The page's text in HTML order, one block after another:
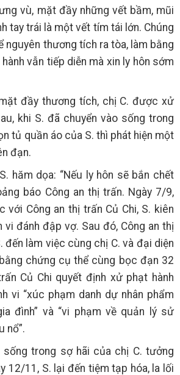
vù, mặt đầy những vết bầm, mũi
tay trái là một vết tím tái lớn. Chúng
nguyên thương tích ra tòa, làm bằng
vẫn tiếp diễn mà xin ly hôn sớm
đầy thương tích, chị C. được xử
khi S. đã chuyển vào sống trong
tủ quần áo của S. thì phát hiện một
đạn.
hăm dọa: “Nếu ly hôn sẽ bắn chết
báo Công an thị trấn. Ngày 7/9,
với Công an thị trấn Củ Chi, S. kiên
vi đánh đập vợ. Sau đó, Công an thị
làm việc cùng chị C. và đại diện
chứng cụ thể cùng bọc đạn 32
Củ Chi quyết định xử phạt hành
vi “xúc phạm danh dự nhân phẩm
đình” và “vi phạm về quản lý sử
nổ”.
sống trong sợ hãi của chị C. tưởng
12/11, S. lại đến tiệm tạp hóa, la lối